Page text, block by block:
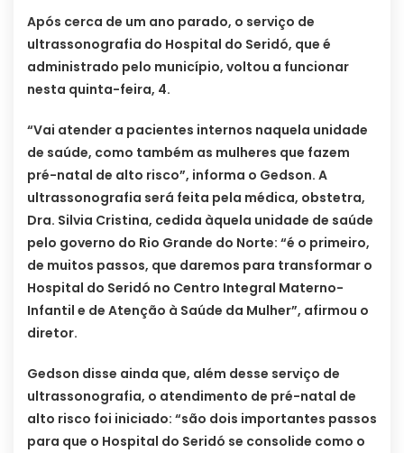
Após cerca de um ano parado, o serviço de
ultrassonografia do Hospital do Seridó, que é
administrado pelo município, voltou a funcionar
nesta quinta-feira, 4.
“Vai atender a pacientes internos naquela unidade
de saúde, como também as mulheres que fazem
pré-natal de alto risco”, informa o Gedson. A
ultrassonografia será feita pela médica, obstetra,
Dra. Silvia Cristina, cedida àquela unidade de saúde
pelo governo do Rio Grande do Norte: “é o primeiro,
de muitos passos, que daremos para transformar o
Hospital do Seridó no Centro Integral Materno-
Infantil e de Atenção à Saúde da Mulher”, afirmou o
diretor.
Gedson disse ainda que, além desse serviço de
ultrassonografia, o atendimento de pré-natal de
alto risco foi iniciado: “são dois importantes passos
para que o Hospital do Seridó se consolide como o